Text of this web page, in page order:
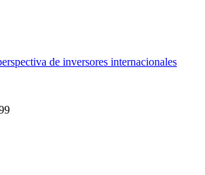
de inversores internacionales